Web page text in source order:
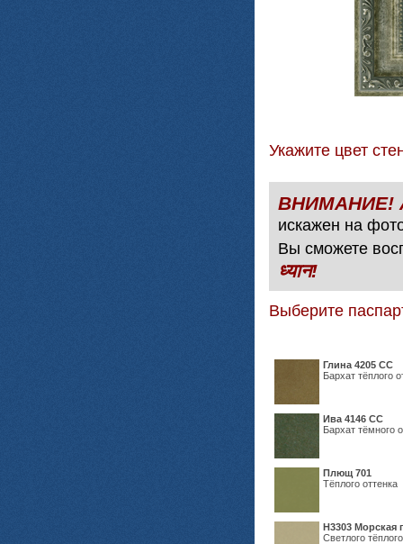
Укажите цвет
искажен на
Вы сможете
ध्यान!
Выберите
Глина 4205 СС
Бархат тёплого
Ива 4146 СС
Бархат тёмного
Плющ 701
Тёплого оттенка
H3303 Морская
Светлого